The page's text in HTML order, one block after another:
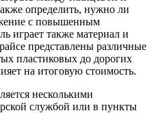
определить, нужно ли
с повышенным
играет также материал и
представлены различные
пластиковых до дорогих
на итоговую стоимость.
несколькими
службой или в пункты